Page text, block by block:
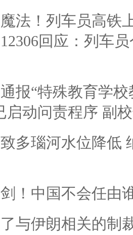
法！列车员高铁
回应：列车
报“特殊教育学
启动问责程序 副
多瑙河水位降低
！中国不会任由
与伊朗相关的制